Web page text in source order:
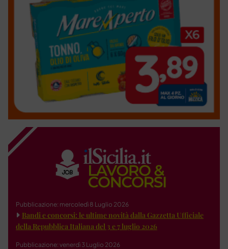
Pubblicazione: mercoledì 8 Luglio 2026
Bandi e concorsi: le ultime novità dalla Gazzetta Ufficiale
della Repubblica Italiana del 3 e 7 luglio 2026
Pubblicazione: venerdì 3 Luglio 2026